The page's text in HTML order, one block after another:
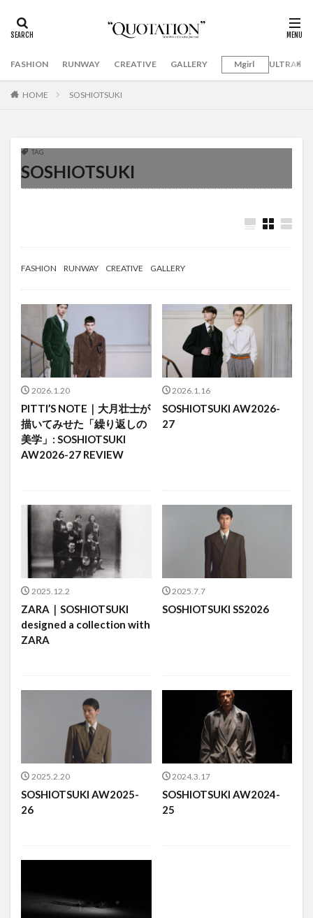
FASHION RUNWAY CREATIVE GALLERY Mgirl
HOME SOSHIOTSUKI
TAG
SOSHIOTSUKI
FASHION RUNWAY CREATIVE GALLERY
2026.1.20
PITTI’S NOTE｜大月壮士が
描いてみせた「繰り返しの
美学」: SOSHIOTSUKI
AW2026-27 REVIEW
2026.1.16
SOSHIOTSUKI AW2026-
27
2025.12.2
ZARA｜SOSHIOTSUKI
designed a collection with
ZARA
2025.7.7
SOSHIOTSUKI SS2026
2025.2.20
SOSHIOTSUKI AW2025-
26
2024.3.17
SOSHIOTSUKI AW2024-
25